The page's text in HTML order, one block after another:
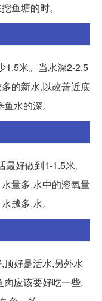
鱼塘的时。
1.5米。当水深2-2.5
的新水,以改善近底
水的深。
好做到1-1.5米。
量多,水中的溶氧量
越多,水。
好是活水,另外水
应该要好吃一些,